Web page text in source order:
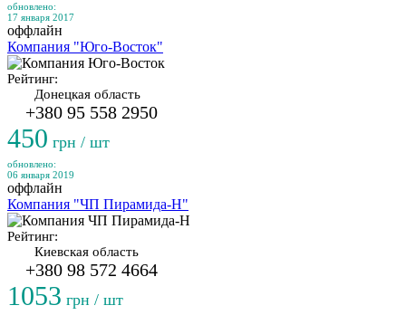
обновлено:
17 января 2017
оффлайн
Компания "Юго-Восток"
Рейтинг:
Донецкая область
+380 95 558 2950
450 грн / шт
обновлено:
06 января 2019
оффлайн
Компания "ЧП Пирамида-Н"
Рейтинг:
Киевская область
+380 98 572 4664
1053 грн / шт